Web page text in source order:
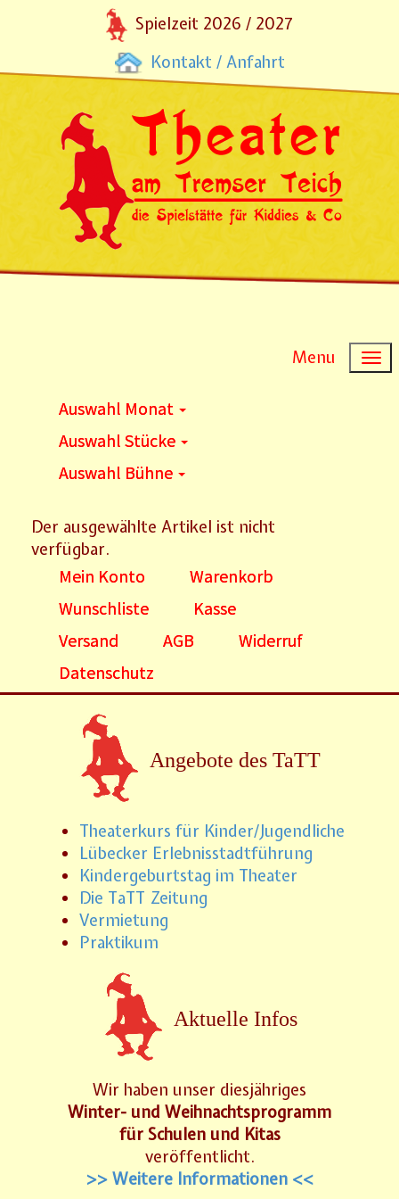
Spielzeit 2026 / 2027
Kontakt / Anfahrt
Menu
Auswahl Monat
Auswahl Stücke
Auswahl Bühne
Der ausgewählte Artikel ist nicht
verfügbar.
Mein Konto
Warenkorb
Wunschliste
Kasse
Versand
AGB
Widerruf
Datenschutz
Angebote des TaTT
Theaterkurs für Kinder/Jugendliche
Lübecker Erlebnisstadtführung
Kindergeburtstag im Theater
Die TaTT Zeitung
Vermietung
Praktikum
Aktuelle Infos
Wir haben unser diesjähriges
Winter- und Weihnachtsprogramm
für Schulen und Kitas
veröffentlicht.
>> Weitere Informationen <<